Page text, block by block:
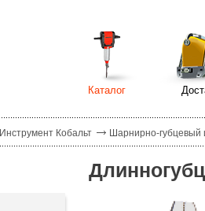
Каталог
Инструмент Кобальт Шарнирно-губцевый